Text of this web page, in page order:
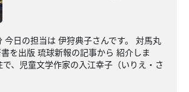
日の担当は 伊狩典子さんです。 対馬丸
を出版 琉球新報の記事から 紹介しま
で、児童文学作家の入江幸子（いりえ・さ